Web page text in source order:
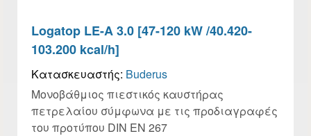
Logatop LE-A 3.0 [47-120 kW /40.420-
103.200 kcal/h]
Κατασκευαστής: Buderus
Μονοβάθμιος πιεστικός καυστήρας
πετρελαίου σύμφωνα με τις προδιαγραφές
του προτύπου DIN EN 267